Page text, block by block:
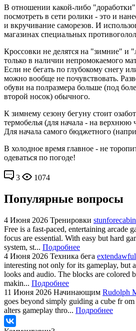
В отношении какой-либо
посмотреть в сети ролики - это и
и вкручивание саморезов. И
магазинах специальных
Кроссовки не делятся на "зимние" и
только в наличии непромокаемого
Если не бегать по глубокому снегу
можно вообще не почувствовать.
обуви на полразмера больше (под
второй носок) обычного.
К зимнему сезону бегуну стоит
термобелья (для начала - на верхнюю
Для начала самого бюджетного
В холодное время главное - не
одеваться по погоде!
3 1074
Популярные вопросы
4 Июня 2026 Тренировки
Free is a fast-paced, entertaining arcade
focus are essential. With easy but hard
system, st... Подробнее
4 Июня 2026 Техника бега
interesting not only for its gameplay, but
looks and audio. The blocks are colored
makin... Подробнее
11 Июня 2026 Начинающим Rudolph
goes beyond simply guiding a cube fr
alters gameplay thro... Подробнее